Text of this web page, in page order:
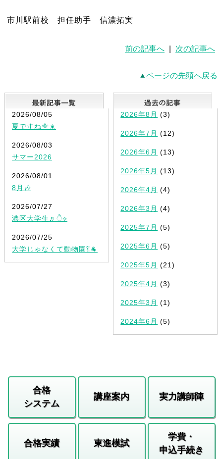
市川駅前校 担任助手 信濃拓実
前の記事へ 次の記事へ
ページの先頭へ戻る
最新記事一覧
2026/08/05
夏ですね🌞☀️
2026/08/03
サマー2026
2026/08/01
8月🎶
2026/07/27
港区大学生♬ੈ⟡
2026/07/25
大学じゃなくて動物園⁈🐐
2026年8月 (3)
2026年7月 (12)
2026年6月 (13)
2026年5月 (13)
2026年4月 (4)
2026年3月 (4)
2025年7月 (5)
2025年6月 (5)
2025年5月 (21)
2025年4月 (3)
2025年3月 (1)
2024年6月 (5)
合格
システム
講座案内 実力講師陣
合格実績 東進模試
学費・
申込手続き